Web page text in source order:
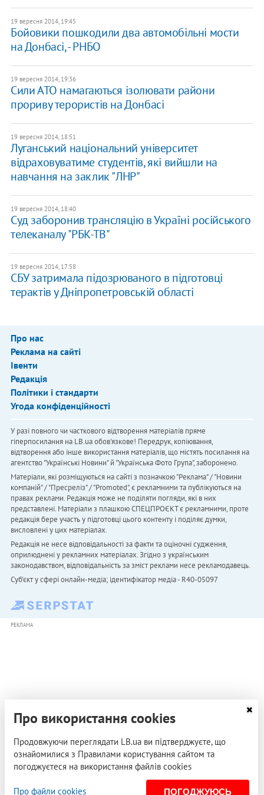
19 вересня 2014, 19:45
Бойовики пошкодили два автомобільні мости
на Донбасі, - РНБО
19 вересня 2014, 19:36
Сили АТО намагаються ізолювати райони
прориву терористів на Донбасі
19 вересня 2014, 18:51
Луганський національний університет
відраховуватиме студентів, які вийшли на
навчання на заклик "ЛНР"
19 вересня 2014, 18:40
Суд заборонив трансляцію в Україні російського
телеканалу "РБК-ТВ"
19 вересня 2014, 17:58
СБУ затримала підозрюваного в підготовці
терактів у Дніпропетровській області
Про нас
Реклама на сайті
Івенти
Редакція
Політики і стандарти
Угода конфіденційності
У разі повного чи часткового відтворення матеріалів пряме
гіперпосилання на LB.ua обов'язкове! Передрук, копіювання,
відтворення або інше використання матеріалів, що містять посилання на
агентство "Українськi Новини" й "Українська Фото Група", заборонено.
Матеріали, які розміщуються на сайті з позначкою "Реклама" / "Новини
компаній" / "Пресреліз" / "Promoted", є рекламними та публікуються на
правах реклами. Редакція може не поділяти погляди, які в них
представлені. Матеріали з плашкою СПЕЦПРОЄКТ є рекламними, проте
редакція бере участь у підготовці цього контенту і поділяє думки,
висловлені у цих матеріалах.
Редакція не несе відповідальності за факти та оціночні судження,
оприлюднені у рекламних матеріалах. Згідно з українським
законодавством, відповідальність за зміст реклами несе рекламодавець.
Cуб'єкт у сфері онлайн-медіа; ідентифікатор медіа - R40-05097
РЕКЛАМА
Про використання cookies
Продовжуючи переглядати LB.ua ви підтверджуєте, що
ознайомилися з Правилами користування сайтом та
погоджуєтеся на використання файлів cookies
Про файли cookies ПОГОДЖУЮСЬ